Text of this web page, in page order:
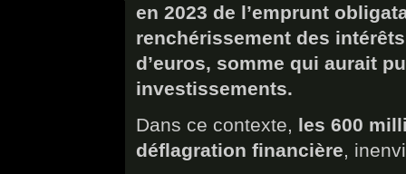
en 2023 de l’emprunt
renchérissement des
d’euros, somme qui aurait
investissements.
Dans ce contexte,
les 600
déflagration financière ,